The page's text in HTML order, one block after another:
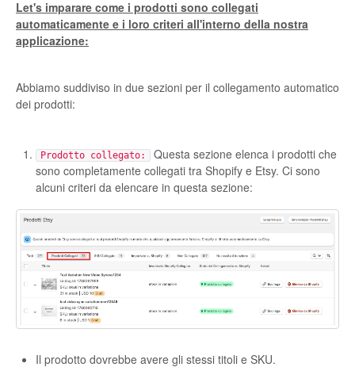
Page Wise Docs - Dutch
Page Wise Docs - French
Page Wise Docs - Italian
Page Wise Docs - Spanish
Let's imparare come i prodotti sono collegati
automaticamente e i loro criteri all'interno della nostra
applicazione:
Abbiamo suddiviso in due sezioni per il collegamento automatico
dei prodotti:
Prodotto collegato:
Questa sezione elenca i prodotti che
sono completamente collegati tra Shopify e Etsy. Ci sono
alcuni criteri da elencare in questa sezione:
Il prodotto dovrebbe avere gli stessi titoli e SKU.